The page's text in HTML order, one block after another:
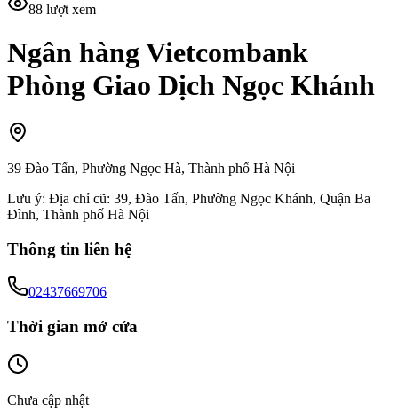
88 lượt xem
Ngân hàng Vietcombank
Phòng Giao Dịch Ngọc Khánh
39 Đào Tấn, Phường Ngọc Hà, Thành phố Hà Nội
Lưu ý: Địa chỉ cũ: 39, Đào Tấn, Phường Ngọc Khánh, Quận Ba
Đình, Thành phố Hà Nội
Thông tin liên hệ
02437669706
Thời gian mở cửa
Chưa cập nhật